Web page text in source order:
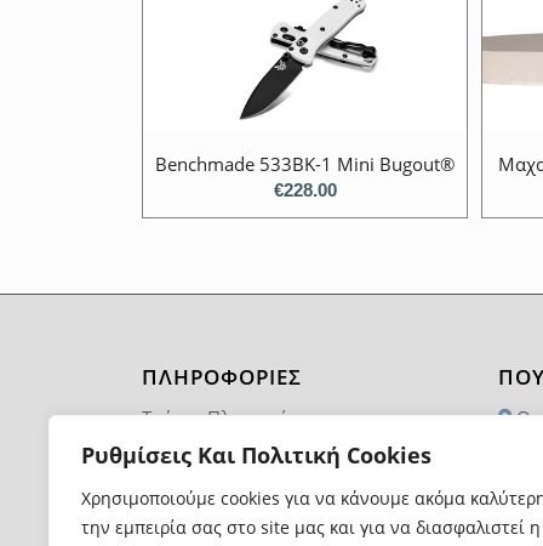
Ρυθμίσεις Και Πολιτική Cookies
Χρησιμοποιούμε cookies για να κάνουμε ακόμα
την εμπειρία σας στο site μας και για να διασφαλιστεί η
Benchmade 533BK-1 Mini Bugout®
€228.00
ΠΛΗΡΟΦΟΡΙΕΣ
Τρόποι Πληρωμής
Τρόποι και Κόστος Αποστολής
Επιστροφές Προϊόντων